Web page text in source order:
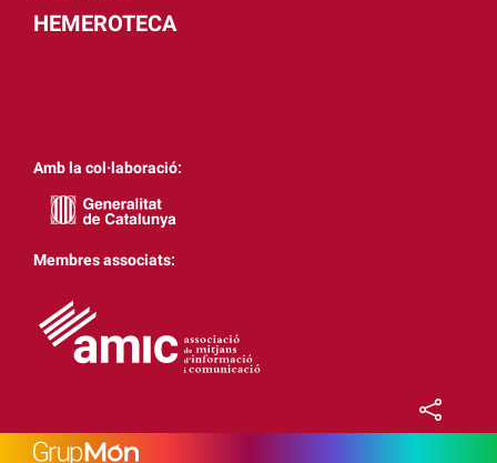
HEMEROTECA
Amb la col·laboració:
Membres associats: